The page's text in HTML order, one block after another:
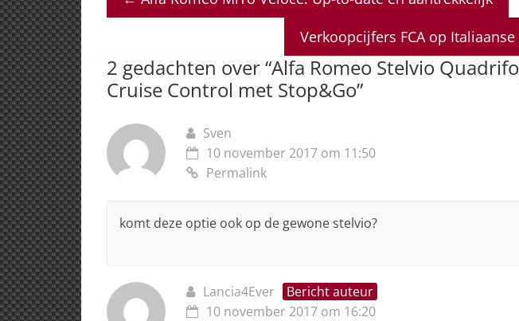
s
p
p
e
o
o
e
n
a
s
l
Verkoopcijfers FCA op
2 gedachten over “Alfa Romeo Stelvio
Cruise Control met Stop&Go”
Sven
10 november 2017 om 11:50
Permalink
komt deze optie ook op de gewone stelvio?
Lancia4Ever
Bericht auteur
10 november 2017 om 16:20